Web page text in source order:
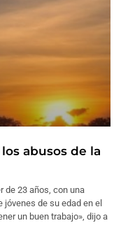
abusos de la
de 23 años, con una
de su edad en el
un buen trabajo», dijo a